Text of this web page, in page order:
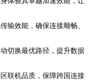
输效能，确保连接顺畅、
切换最优路径，提升数据
联机品质，保障跨国连接